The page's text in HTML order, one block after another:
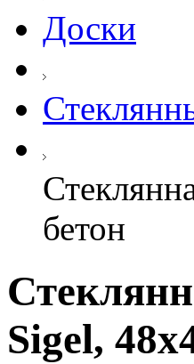
Доски
бетон
Sigel,